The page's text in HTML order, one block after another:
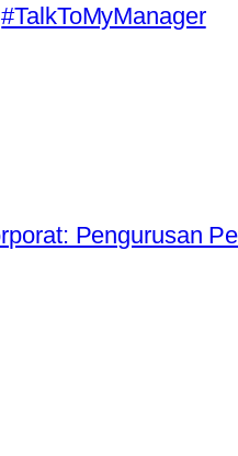
#TalkToMyManager
Pengurusan